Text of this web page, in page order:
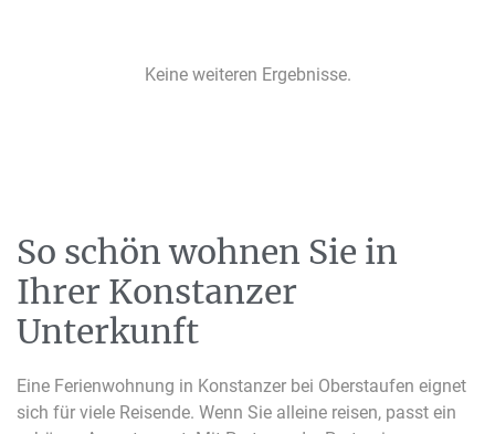
Keine weiteren Ergebnisse.
So schön wohnen Sie in
Ihrer Konstanzer
Unterkunft
Eine Ferienwohnung in Konstanzer bei Oberstaufen eignet
sich für viele Reisende. Wenn Sie alleine reisen, passt ein